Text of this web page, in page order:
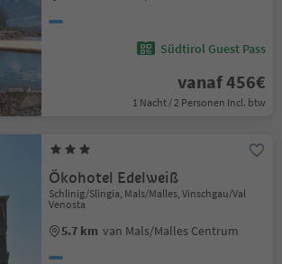
Südtirol Guest Pass
vanaf 456€
1 Nacht / 2 Personen Incl. btw
Ökohotel Edelweiß
Schlinig/Slingia, Mals/Malles, Vinschgau/Val
Venosta
5.7 km van Mals/Malles Centrum